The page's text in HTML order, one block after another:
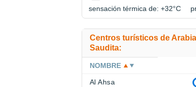
sensación térmica de: +32°C
Centros turísticos de Arabia
Saudita:
NOMBRE
Al Ahsa